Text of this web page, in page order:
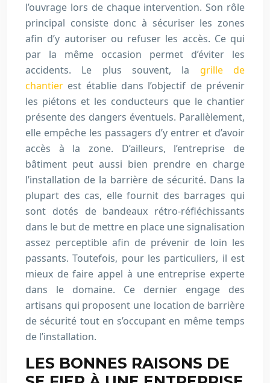
l’ouvrage lors de chaque intervention. Son rôle
principal consiste donc à sécuriser les zones
afin d’y autoriser ou refuser les accès. Ce qui
par la même occasion permet d’éviter les
accidents. Le plus souvent, la grille de
chantier est établie dans l’objectif de prévenir
les piétons et les conducteurs que le chantier
présente des dangers éventuels. Parallèlement,
elle empêche les passagers d’y entrer et d’avoir
accès à la zone. D’ailleurs, l’entreprise de
bâtiment peut aussi bien prendre en charge
l’installation de la barrière de sécurité. Dans la
plupart des cas, elle fournit des barrages qui
sont dotés de bandeaux rétro-réfléchissants
dans le but de mettre en place une signalisation
assez perceptible afin de prévenir de loin les
passants. Toutefois, pour les particuliers, il est
mieux de faire appel à une entreprise experte
dans le domaine. Ce dernier engage des
artisans qui proposent une location de barrière
de sécurité tout en s’occupant en même temps
de l’installation.
LES BONNES RAISONS DE